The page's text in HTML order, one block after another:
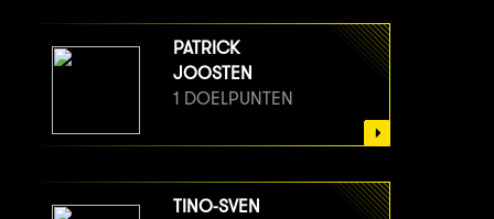
PATRICK
JOOSTEN
1 DOELPUNTEN
TINO-SVEN